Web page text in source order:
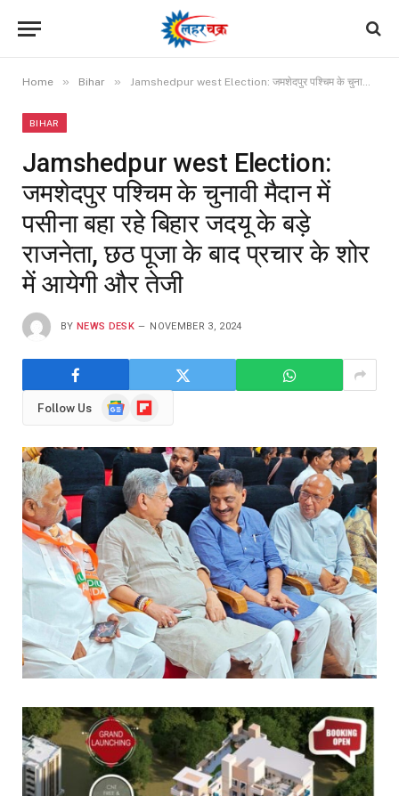
Home » Bihar » Jamshedpur west Election: जमशेदपुर पश्चिम के चुनावी मैदान में पसीना बहा रहे बिहार जदयू के बड़े राजनेता, छठ पूजा के बाद प्रचार के शोर में आयेगी और तेजी
BIHAR
Jamshedpur west Election:
जमशेदपुर पश्चिम के चुनावी मैदान में
पसीना बहा रहे बिहार जदयू के बड़े
राजनेता, छठ पूजा के बाद प्रचार के शोर
में आयेगी और तेजी
BY NEWS DESK NOVEMBER 3, 2024
Follow Us
GoogleFlipboard